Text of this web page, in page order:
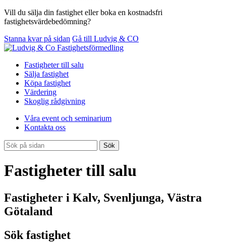
Vill du sälja din fastighet eller boka en kostnadsfri
fastighetsvärdebedömning?
Stanna kvar på sidan Gå till Ludvig & CO
Fastigheter till salu
Sälja fastighet
Köpa fastighet
Värdering
Skoglig rådgivning
Våra event och seminarium
Kontakta oss
Sök
Fastigheter till salu
Fastigheter i Kalv, Svenljunga, Västra
Götaland
Sök fastighet